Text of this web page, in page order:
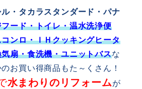
ル・タカラスタンダード・パナ
ード・トイレ・温水洗浄便
ンロ・ＩＨクッキングヒータ
扇・食洗機・ユニットバスな
お買い得商品もた～くさん！
水まわりのリフォームが